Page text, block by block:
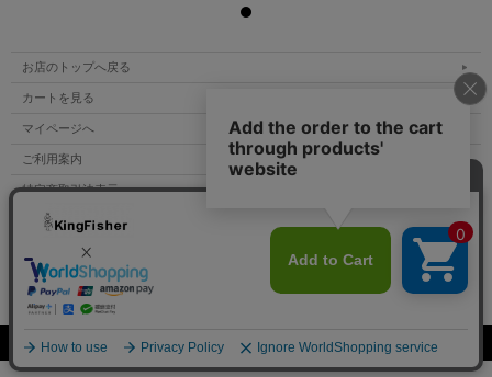
お店のトップへ戻る
カートを見る
マイページへ
ご利用案内
特定商取引法表示
個人情報の取扱い
サイトマップ
お問い合わせ
Copyright (C) All Rights Reserved.